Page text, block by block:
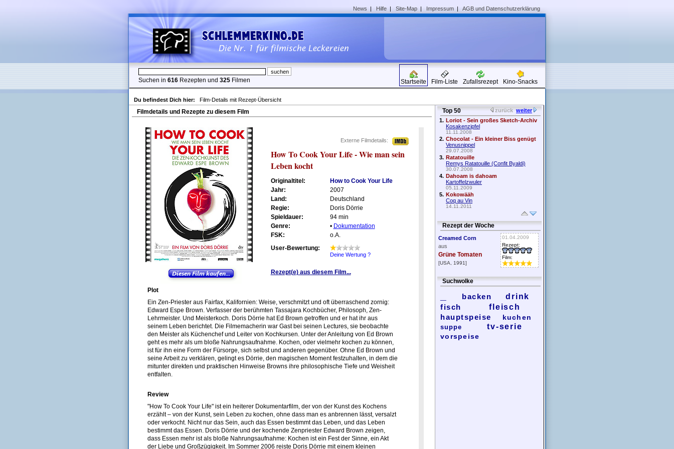
News | Hilfe | Site-Map | Impressum | AGB und Datenschutzerklärung
Suchen in 616 Rezepten und 325 Filmen Startseite Film-Liste Zufallsrezept Kino-Snacks
Du befindest Dich hier: Film-Details mit Rezept-Übersicht
Filmdetails und Rezepte zu diesem Film
Externe Filmdetails:
How To Cook Your Life - Wie man sein
Leben kocht
Originaltitel:
How to Cook Your Life
Jahr:
2007
Land:
Deutschland
Regie:
Doris Dörrie
Spieldauer:
94 min
Genre:
• Dokumentation
FSK:
o.A.
User-Bewertung:
Deine Wertung ?
Rezept(e) aus diesem Film...
Plot
Ein Zen-Priester aus Fairfax, Kalifornien: Weise, verschmitzt und oft überraschend zornig:
Edward Espe Brown. Verfasser der berühmten Tassajara Kochbücher, Philosoph, Zen-
Lehrmeister. Und Meisterkoch. Doris Dörrie hat Ed Brown getroffen und er hat ihr aus
seinem Leben berichtet. Die Filmemacherin war Gast bei seinen Lectures, sie beobachte
den Meister als Küchenchef und Leiter von Kochkursen. Unter der Anleitung von Ed Brown
geht es mehr als um bloße Nahrungsaufnahme. Kochen, oder vielmehr kochen zu können,
ist für ihn eine Form der Fürsorge, sich selbst und anderen gegenüber. Ohne Ed Brown und
seine Arbeit zu verklären, gelingt es Dörrie, den magischen Moment festzuhalten, in dem die
mitunter direkten und praktischen Hinweise Browns ihre philosophische Tiefe und Weisheit
entfalten.
Review
"How To Cook Your Life" ist ein heiterer Dokumentarfilm, der von der Kunst des Kochens
erzählt – von der Kunst, sein Leben zu kochen, ohne dass man es anbrennen lässt, versalzt
oder verkocht. Nicht nur das Sein, auch das Essen bestimmt das Leben, und das Leben
bestimmt das Essen. Doris Dörrie und der kochende Zenpriester Edward Brown zeigen,
dass Essen mehr ist als bloße Nahrungsaufnahme: Kochen ist ein Fest der Sinne, ein Akt
der Liebe und Großzügigkeit. Im Sommer 2006 reiste Doris Dörrie mit einem kleinen
zurück weiter
Top 50
1. Loriot - Sein großes Sketch-Archiv
Kosakenzipfel
11.11.2008
2. Chocolat - Ein kleiner Biss genügt
Venusnippel
29.07.2008
3. Ratatouille
Remys Ratatouille (Confit Byaldi)
30.07.2008
4. Dahoam is dahoam
Kartoffelzwuler
05.11.2009
5. Kokowääh
Coq au Vin
14.11.2011
Rezept der Woche
01.04.2009
Rezept:
Film:
Creamed Corn
aus
Grüne Tomaten
[USA, 1991]
Suchwolke
backen
drink
fisch
fleisch
hauptspeise
kuchen
suppe tv-serie
vorspeise